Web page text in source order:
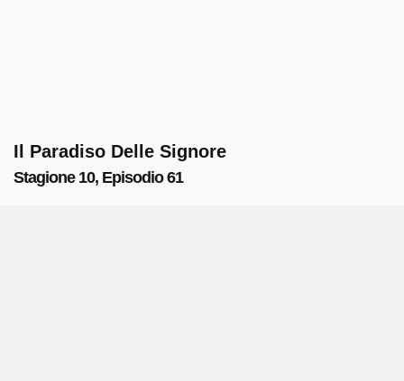
Il Paradiso Delle Signore
Stagione 10, Episodio 61